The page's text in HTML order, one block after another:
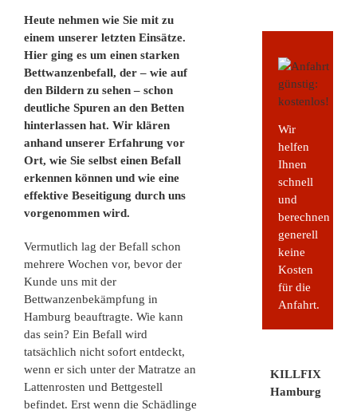
Heute nehmen wie Sie mit zu
einem unserer letzten Einsätze.
Hier ging es um einen starken
Bettwanzenbefall, der – wie auf
den Bildern zu sehen – schon
deutliche Spuren an den Betten
hinterlassen hat. Wir klären
anhand unserer Erfahrung vor
Ort, wie Sie selbst einen Befall
erkennen können und wie eine
effektive Beseitigung durch uns
vorgenommen wird.
Vermutlich lag der Befall schon
mehrere Wochen vor, bevor der
Kunde uns mit der
Bettwanzenbekämpfung in
Hamburg beauftragte. Wie kann
das sein? Ein Befall wird
tatsächlich nicht sofort entdeckt,
wenn er sich unter der Matratze an
Lattenrosten und Bettgestell
befindet. Erst wenn die Schädlinge
Wir
helfen
Ihnen
schnell
und
berechnen
generell
keine
Kosten
für die
Anfahrt.
KILLFIX
Hamburg